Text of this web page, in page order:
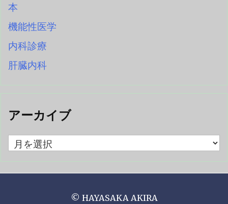
本
機能性医学
内科診療
肝臓内科
アーカイブ
ア
ー
© HAYASAKA AKIRA